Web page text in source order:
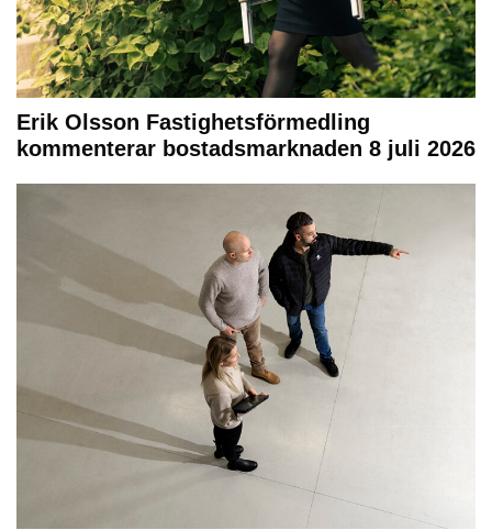
Erik Olsson Fastighetsförmedling
kommenterar bostadsmarknaden 8 juli 2026